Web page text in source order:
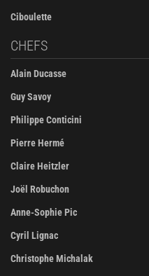
Ciboulette
CHEFS
Alain Ducasse
Guy Savoy
Philippe Conticini
Pierre Hermé
Claire Heitzler
Joël Robuchon
Anne-Sophie Pic
Cyril Lignac
Christophe Michalak